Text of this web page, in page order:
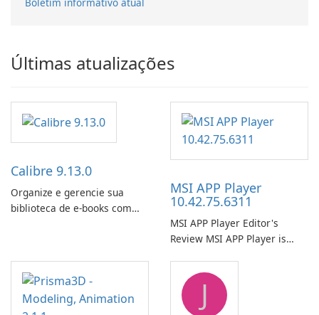
Últimas atualizações
Calibre 9.13.0
Organize e gerencie sua
biblioteca de e-books com
MSI APP Player
10.42.75.6311
MSI APP Player Editor's
Review MSI APP Player is
emulator built atop the
BlueStacks engine and tuned
for MSI hardware.
J